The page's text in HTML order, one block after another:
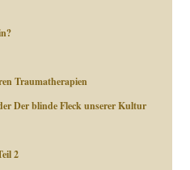
Traumatherapien
Der blinde Fleck unserer Kultur
2